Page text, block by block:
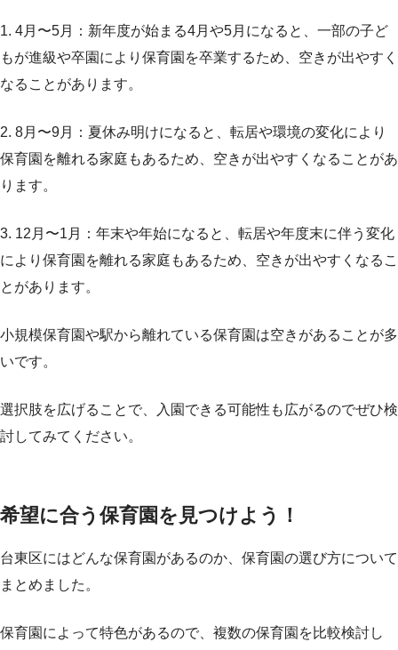
1. 4月〜5月：新年度が始まる4月や5月になると、一部の子ど
もが進級や卒園により保育園を卒業するため、空きが出やすく
なることがあります。
2. 8月〜9月：夏休み明けになると、転居や環境の変化により
保育園を離れる家庭もあるため、空きが出やすくなることがあ
ります。
3. 12月〜1月：年末や年始になると、転居や年度末に伴う変化
により保育園を離れる家庭もあるため、空きが出やすくなるこ
とがあります。
小規模保育園や駅から離れている保育園は空きがあることが多
いです。
選択肢を広げることで、入園できる可能性も広がるのでぜひ検
討してみてください。
希望に合う保育園を見つけよう！
台東区にはどんな保育園があるのか、保育園の選び方について
まとめました。
保育園によって特色があるので、複数の保育園を比較検討し